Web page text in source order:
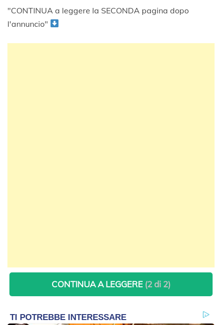
"CONTINUA a leggere la SECONDA pagina dopo
l'annuncio"
CONTINUA A LEGGERE (2 di 2)